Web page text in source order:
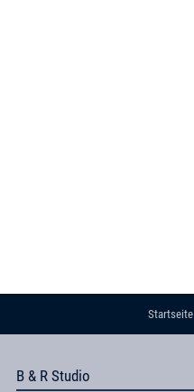
Startseite
B & R Studio